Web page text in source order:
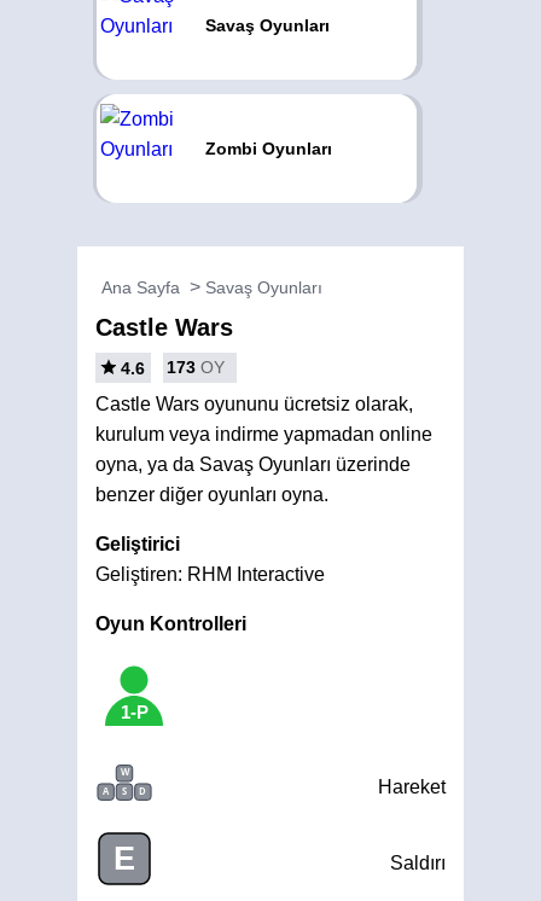
Savaş Oyunları
Zombi Oyunları
Ana Sayfa Savaş Oyunları
Castle Wars
4.6 173 OY
Castle Wars oyununu ücretsiz olarak,
kurulum veya indirme yapmadan online
oyna, ya da Savaş Oyunları üzerinde
benzer diğer oyunları oyna.
Geliştirici
Geliştiren: RHM Interactive
Oyun Kontrolleri
1-P
W
A
S D Hareket
E Saldırı